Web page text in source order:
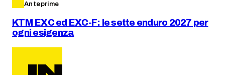
Anteprime
KTM EXC ed EXC-F: le sette enduro 2027 per
ogni esigenza